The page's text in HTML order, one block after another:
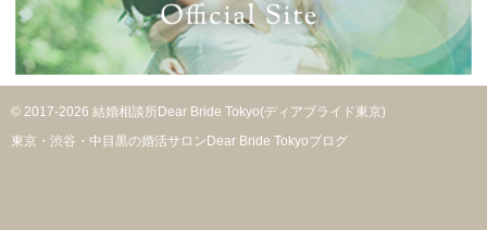
© 2017-2026 結婚相談所Dear Bride Tokyo(ディアブライド東京)
東京・渋谷・中目黒の婚活サロンDear Bride Tokyoブログ